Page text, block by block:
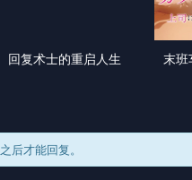
回复术士的重启人生 末班
之后才能回复。